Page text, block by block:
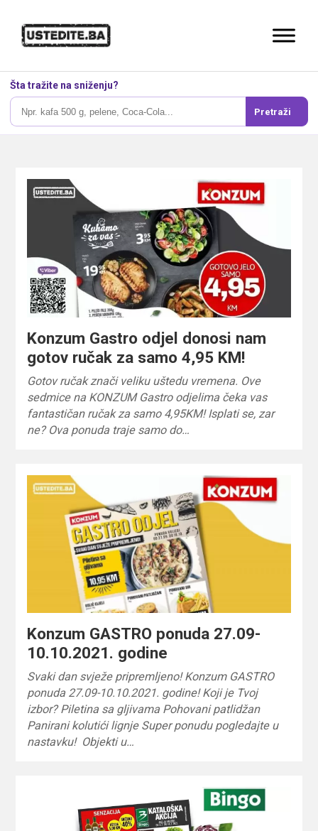
Šta tražite na sniženju?
Pretraži
Konzum Gastro odjel donosi nam
gotov ručak za samo 4,95 KM!
Gotov ručak znači veliku uštedu vremena. Ove
sedmice na KONZUM Gastro odjelima čeka vas
fantastičan ručak za samo 4,95KM! Isplati se, zar
ne? Ova ponuda traje samo do…
Konzum GASTRO ponuda 27.09-
10.10.2021. godine
Svaki dan svježe pripremljeno! Konzum GASTRO
ponuda 27.09-10.10.2021. godine! Koji je Tvoj
izbor? Piletina sa gljivama Pohovani patlidžan
Panirani kolutići lignje Super ponudu pogledajte u
nastavku! Objekti u…